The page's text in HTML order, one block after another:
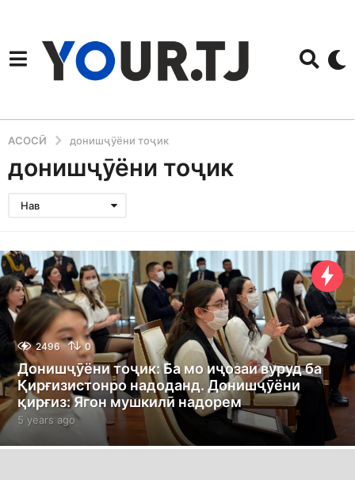
АСОСӢ донишҷӯёни тоҷик
донишҷӯёни тоҷик
Нав
2496 0
Донишҷӯёни тоҷик: Ба мо иҷозаи вуруд ба
Қирғизистонро надоданд. Донишҷӯёни
қирғиз: Ягон мушкилӣ надорем
5 years ago5
e